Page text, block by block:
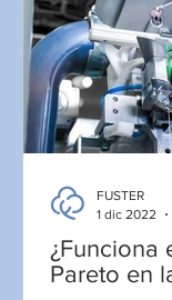
¿Funciona
Pareto en
FUSTER
1 dic 2022